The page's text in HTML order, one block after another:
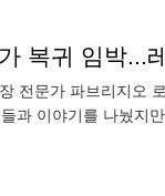
전문가 파브리지오
과 이야기를 나눴지만